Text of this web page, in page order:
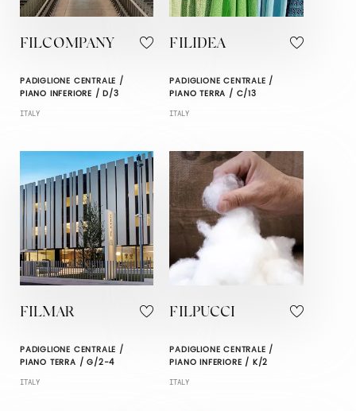
FILCOMPANY
PADIGLIONE CENTRALE /
PIANO INFERIORE / D/3
ITALY
FILIDEA
PADIGLIONE CENTRALE /
PIANO TERRA / C/13
ITALY
FILMAR
PADIGLIONE CENTRALE /
PIANO TERRA / G/2-4
ITALY
FILPUCCI
PADIGLIONE CENTRALE /
PIANO INFERIORE / K/2
ITALY